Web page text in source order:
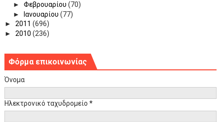
► Φεβρουαρίου (70)
►
Ιανουαρίου (77)
► 2011 (696)
► 2010 (236)
Φόρμα επικοινωνίας
Όνομα
Ηλεκτρονικό ταχυδρομείο *